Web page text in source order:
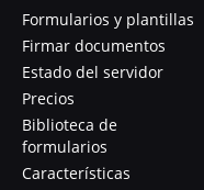
Formularios y plantillas
Firmar documentos
Estado del servidor
Precios
Biblioteca de
formularios
Características